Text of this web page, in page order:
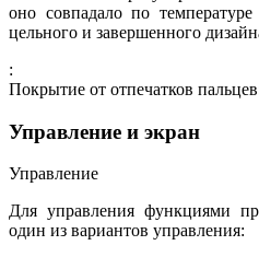
оно совпадало по
цельного и завершенного
:
Покрытие от отпечатков
Управление и экран
Управление
Для управления функциями
один из вариантов управления: